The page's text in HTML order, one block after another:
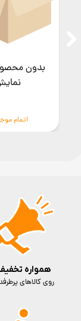
بدون
اتمام
همواره
روی کالاهای